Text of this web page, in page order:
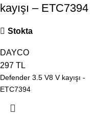
kayışı – ETC7394
Stokta
DAYCO
297 TL
Defender 3.5 V8 V kayışı -
ETC7394